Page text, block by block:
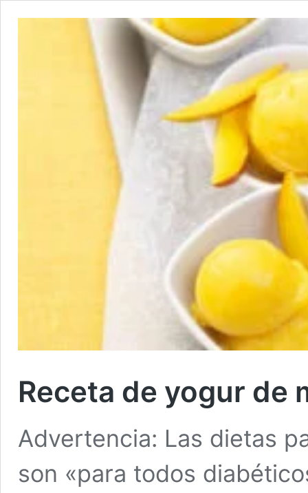
Receta de yogur de
Advertencia: Las dietas
son «para todos